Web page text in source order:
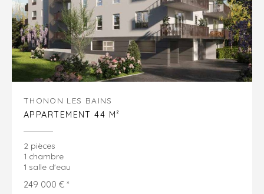
THONON LES BAINS
APPARTEMENT 44 M²
2 pièces
1 chambre
1 salle d'eau
249 000 € *